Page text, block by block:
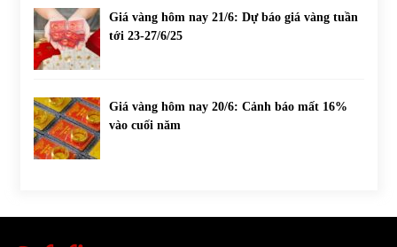
Giá vàng hôm nay 21/6: Dự báo giá vàng tuần
tới 23-27/6/25
Giá vàng hôm nay 20/6: Cảnh báo mất 16%
vào cuối năm